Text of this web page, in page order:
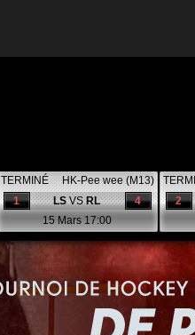
TERMINÉ
HK-Pee wee (M13)
4
1 LSVSRL
15 Mars 17:00
2